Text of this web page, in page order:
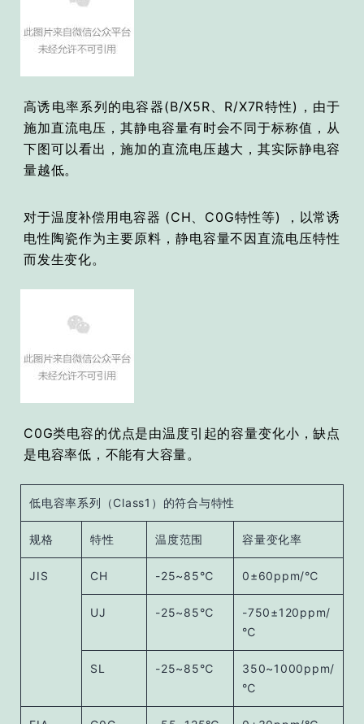
高诱电率系列的电容器(B/X5R、R/X7R特性)，由于
施加直流电压，其静电容量有时会不同于标称值，从
下图可以看出，施加的直流电压越大，其实际静电容
量越低。
对于温度补偿用电容器 (CH、C0G特性等) ，以常诱
电性陶瓷作为主要原料，静电容量不因直流电压特性
而发生变化。
C0G类电容的优点是由温度引起的容量变化小，缺点
是电容率低，不能有大容量。
低电容率系列（Class1）的符合与特性
规格 特性 温度范围 容量变化率
JIS CH -25~85℃ 0±60ppm/℃
UJ -25~85℃
-750±120ppm/
℃
SL -25~85℃
350~1000ppm/
℃